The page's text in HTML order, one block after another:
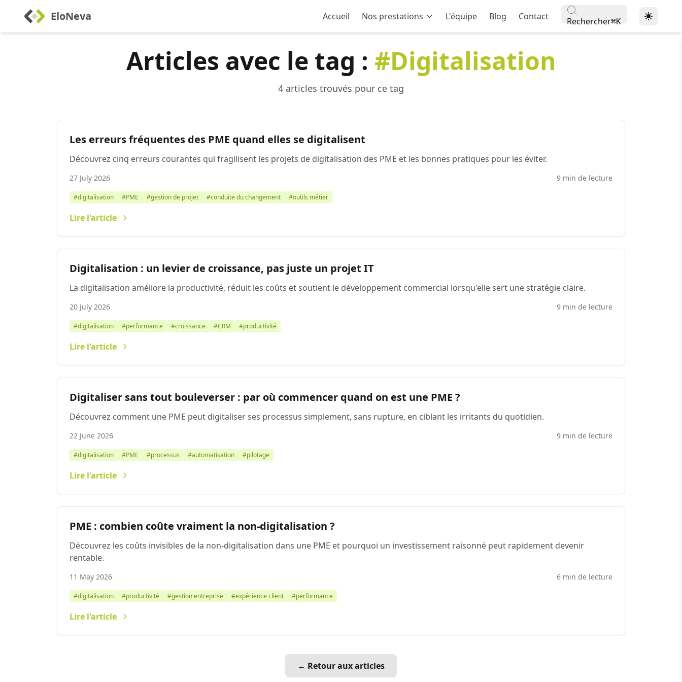
EloNeva Accueil Nos prestations L'équipe Blog Contact Rechercher⌘K
Articles avec le tag : #Digitalisation
4 articles trouvés pour ce tag
Les erreurs fréquentes des PME quand elles se digitalisent
Découvrez cinq erreurs courantes qui fragilisent les projets de digitalisation des PME et les bonnes pratiques pour les éviter.
27 July 2026 9 min de lecture
#digitalisation #PME #gestion de projet #conduite du changement #outils métier
Lire l'article
Digitalisation : un levier de croissance, pas juste un projet IT
La digitalisation améliore la productivité, réduit les coûts et soutient le développement commercial lorsqu'elle sert une stratégie claire.
20 July 2026 9 min de lecture
#digitalisation #performance #croissance #CRM #productivité
Lire l'article
Digitaliser sans tout bouleverser : par où commencer quand on est une PME ?
Découvrez comment une PME peut digitaliser ses processus simplement, sans rupture, en ciblant les irritants du quotidien.
22 June 2026 9 min de lecture
#digitalisation #PME #processus #automatisation #pilotage
Lire l'article
PME : combien coûte vraiment la non-digitalisation ?
Découvrez les coûts invisibles de la non-digitalisation dans une PME et pourquoi un investissement raisonné peut rapidement devenir
rentable.
11 May 2026 6 min de lecture
#digitalisation #productivité #gestion entreprise #expérience client #performance
Lire l'article
← Retour aux articles